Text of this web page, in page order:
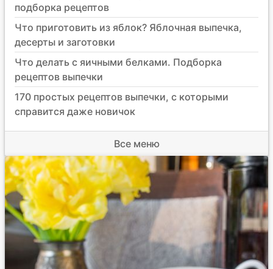
подборка рецептов
Что приготовить из яблок? Яблочная выпечка,
десерты и заготовки
Что делать с яичными белками. Подборка
рецептов выпечки
170 простых рецептов выпечки, с которыми
справится даже новичок
Все меню